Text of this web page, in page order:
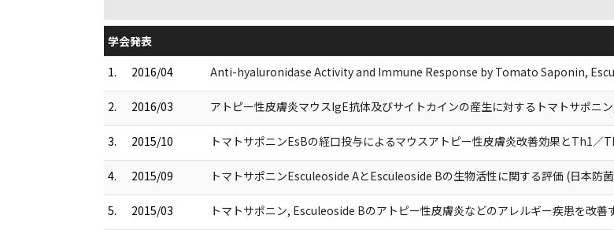
学会発表
1.
2016/04 Anti-hyaluronidase Activity and Immune Response by Tomato Saponin,
2. 2016/03 アトピー性皮膚炎マウスIgE抗体及びサイトカインの産生に対するトマトサポニ
3. 2015/10 トマトサポニンEsBの経口投与によるマウスアトピー性皮膚炎改善効果とTh1
4. 2015/09 トマトサポニンEsculeoside AとEsculeoside Bの生物活性に関する評価 (日本防
5. 2015/03 トマトサポニン, Esculeoside Bのアトピー性皮膚炎などのアレルギー疾患を改